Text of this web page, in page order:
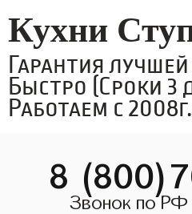
Кухни
Гарантия
Быстро (Сроки 3
Работаем с
8
Звонок по РФ